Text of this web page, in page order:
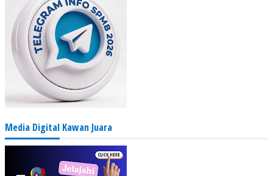
Media Digital Kawan Juara